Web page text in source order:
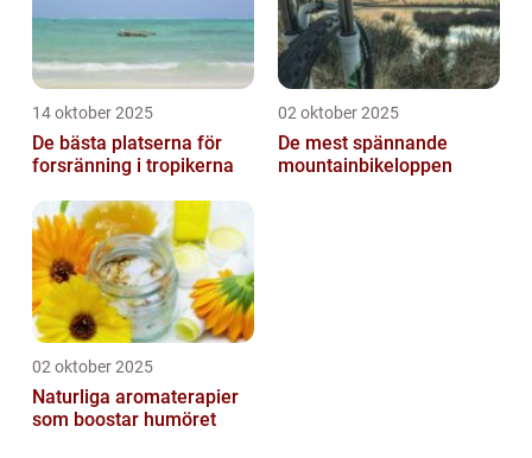
14 oktober 2025
De bästa platserna för
forsränning i tropikerna
02 oktober 2025
De mest spännande
mountainbikeloppen
02 oktober 2025
Naturliga aromaterapier
som boostar humöret